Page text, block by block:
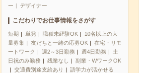
ー
デザイナー
こだわりでお仕事情報をさがす
短期 単発 職種未経験OK
10名以上の大
量募集
友だちと一緒の応募OK
在宅・リモ
ートワーク
週2～3日勤務 週4日勤務
土
日祝のみ勤務
残業なし
副業・WワークOK
交通費別途支給あり
語学力が活かせる